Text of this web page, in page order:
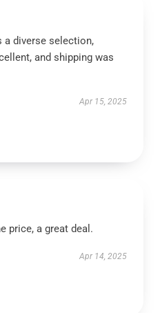
a diverse selection,
and shipping was
Apr 15, 2025
price, a great deal.
Apr 14, 2025